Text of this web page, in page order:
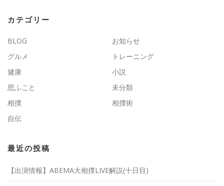
カテゴリー
BLOG
お知らせ
グルメ
トレーニング
健康
小説
思ふこと
未分類
相撲
相撲術
自伝
最近の投稿
【出演情報】ABEMA大相撲LIVE解説(十日目)